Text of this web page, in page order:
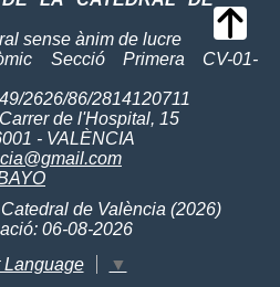
sense ànim de lucre
Secció Primera CV-01-
2626/86/2814120711
de l'Hospital, 15
- VALÈNCIA
de València (2026)
06-08-2026
Language
▼